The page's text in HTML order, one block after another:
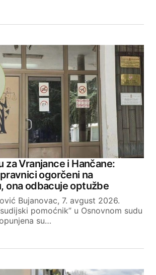
za Vranjance i Hančane:
ogorčeni na
ona odbacuje optužbe
Bujanovac, 7. avgust 2026.
pomoćnik” u Osnovnom sudu
su…